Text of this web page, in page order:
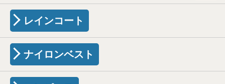
レインコート
ナイロンベスト